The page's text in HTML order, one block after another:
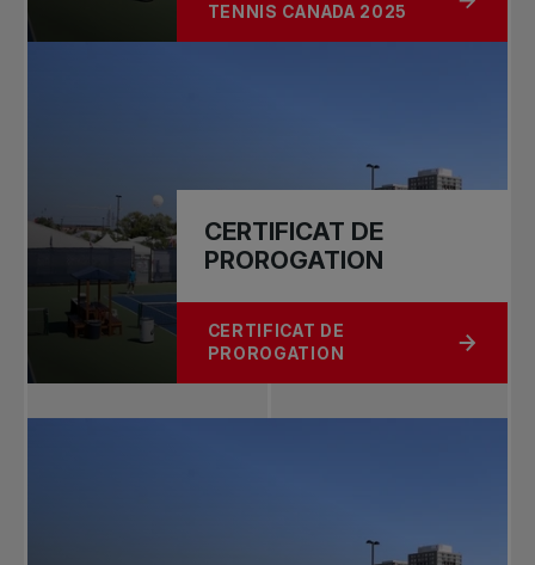
TENNIS CANADA 2025
À PROPOS DE RAPPORT ANNUEL
CERTIFICAT DE
PROROGATION
CERTIFICAT DE
PROROGATION
À PROPOS DE CERTIFICAT DE